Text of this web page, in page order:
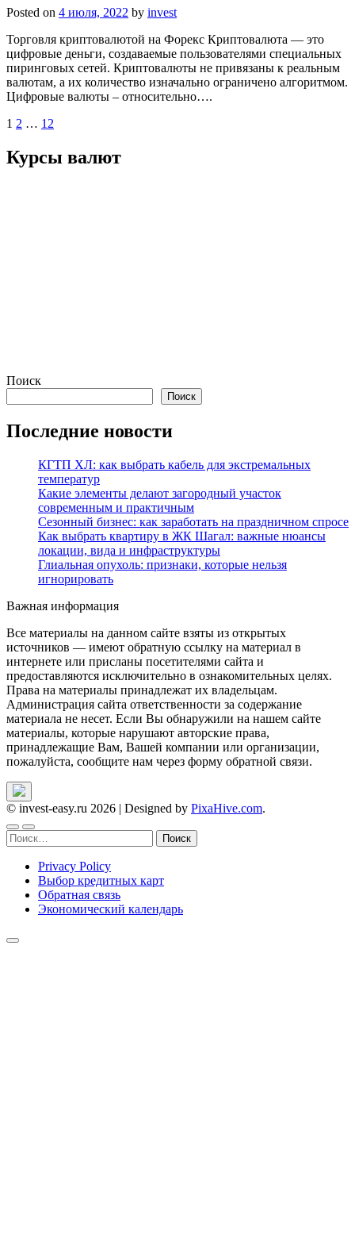
Posted on 4 июля, 2022 by invest
Торговля криптовалютой на Форекс Криптовалюта — это
цифровые деньги, создаваемые пользователями специальных
пиринговых сетей. Криптовалюты не привязаны к реальным
валютам, а их количество изначально ограничено алгоритмом.
Цифровые валюты – относительно….
Пагинация
записей
1 2 … 12
Курсы валют
Поиск
Поиск
Последние новости
КГТП ХЛ: как выбрать кабель для экстремальных
температур
Какие элементы делают загородный участок
современным и практичным
Сезонный бизнес: как заработать на праздничном спросе
Как выбрать квартиру в ЖК Шагал: важные нюансы
локации, вида и инфраструктуры
Глиальная опухоль: признаки, которые нельзя
игнорировать
Важная информация
Все материалы на данном сайте взяты из открытых
источников — имеют обратную ссылку на материал в
интернете или присланы посетителями сайта и
предоставляются исключительно в ознакомительных целях.
Права на материалы принадлежат их владельцам.
Администрация сайта ответственности за содержание
материала не несет. Если Вы обнаружили на нашем сайте
материалы, которые нарушают авторские права,
принадлежащие Вам, Вашей компании или организации,
пожалуйста, сообщите нам через форму обратной связи.
© invest-easy.ru 2026 | Designed by PixaHive.com.
Найти:
Privacy Policy
Выбор кредитных карт
Обратная связь
Экономический календарь